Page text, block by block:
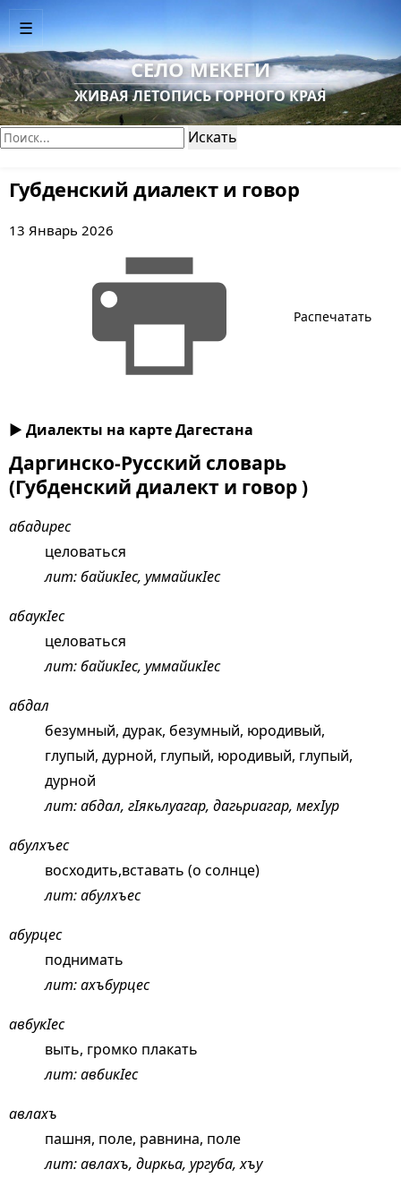
СЕЛО МЕКЕГИ
ЖИВАЯ ЛЕТОПИСЬ ГОРНОГО КРАЯ
Поиск: Искать
☰
Губденский диалект и говор
13 Январь 2026
Распечатать
Диалекты на карте Дагестана
Даргинско-Русский словарь
(Губденский диалект и говор )
абадирес
целоваться
лит: байикIес, уммайикIес
абаукIес
целоваться
лит: байикIес, уммайикIес
абдал
безумный, дурак, безумный, юродивый,
глупый, дурной, глупый, юродивый, глупый,
дурной
лит: абдал, гIякьлуагар, дагьриагар, мехIур
абулхъес
восходить,вставать (о солнце)
лит: абулхъес
абурцес
поднимать
лит: ахъбурцес
авбукIес
выть, громко плакать
лит: авбикIес
авлахъ
пашня, поле, равнина, поле
лит: авлахъ, диркьа, ургуба, хъу